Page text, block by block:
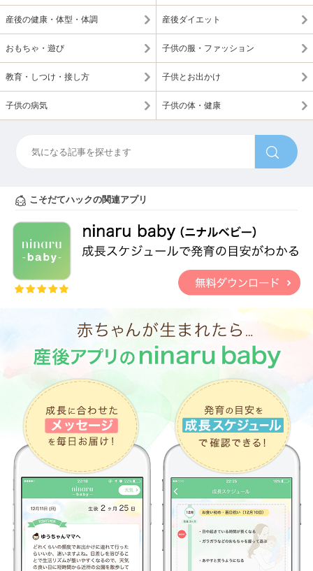
産後の健康・体型・体調 産後ダイエット
おもちゃ・遊び 子供の服・ファッション
教育・しつけ・接し方 子供とお出かけ
子供の病気 子供の体・健康
こそだてハックの関連アプリ